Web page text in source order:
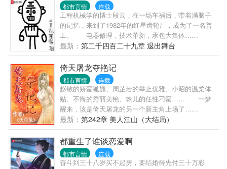
都市言情 连载
工程机械学的博士段云，在一场车祸后，带着满脑子
的记忆，来到了1982年的红星齿轮厂，成为了一名普
工。 电器修理，技术革新，承包大集体……
这是一个外边憨厚，内心不羁的学霸的故事…
最新： 第二千四百二十九章 退出舞台
倚天屠龙夺艳记
都市言情 连载
赵敏的娇蛮狐媚、周芷若的举止优雅、小昭的温柔体
贴、不悔的秀丽美艳、蛛儿的任性刁蛮…… 一梦
醒来，该是倚天屠龙的另一个新主角上场了……
最新： 第242章 美人江山（大结局）
都重生了谁谈恋爱啊
都市言情 连载
奋斗到三十八岁买不起房，要结婚得先付三十万彩